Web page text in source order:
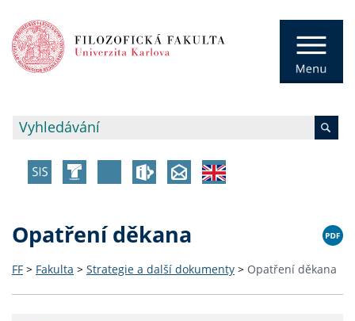
Opatření děkana
FF > Fakulta > Strategie a další dokumenty > Opatření děkana